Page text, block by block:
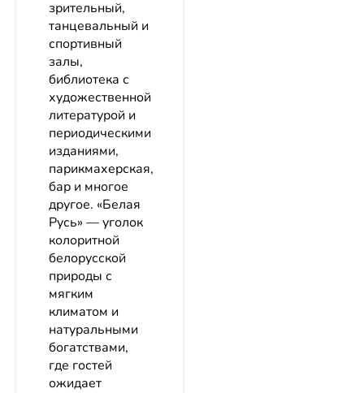
зрительный,
танцевальный и
спортивный
залы,
библиотека с
художественной
литературой и
периодическими
изданиями,
парикмахерская,
бар и многое
другое. «Белая
Русь» — уголок
колоритной
белорусской
природы с
мягким
климатом и
натуральными
богатствами,
где гостей
ожидает